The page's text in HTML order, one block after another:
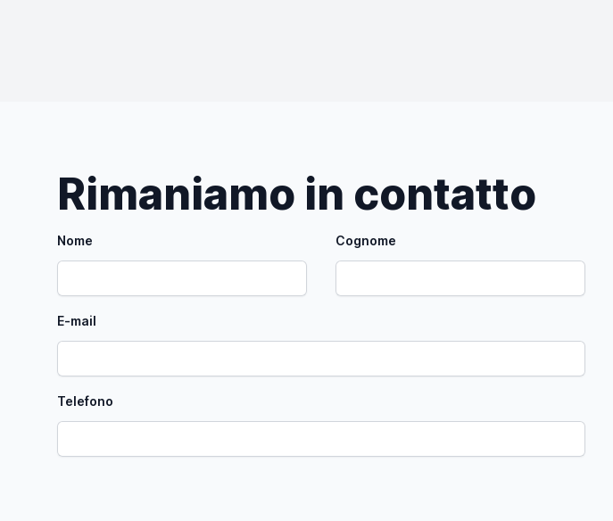
Rimaniamo in contatto
Nome Cognome
E-mail
Telefono